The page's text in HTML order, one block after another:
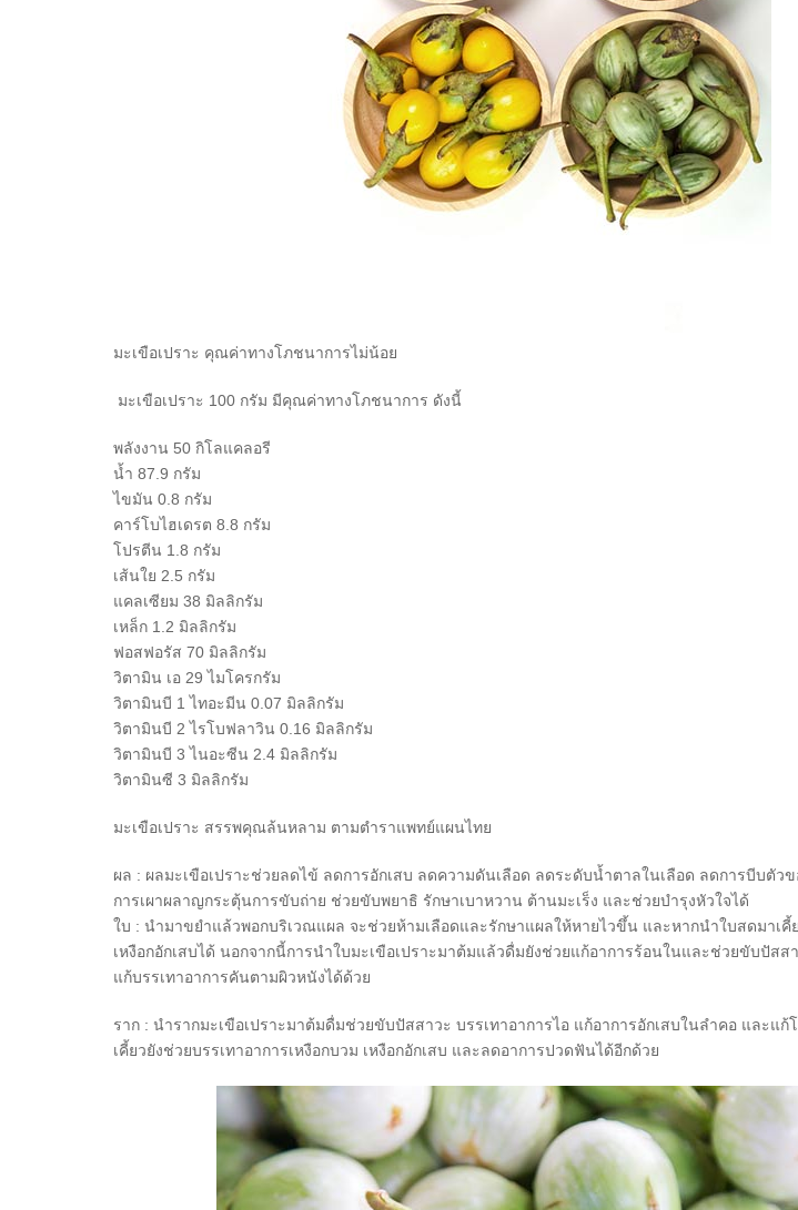
มะเขือเปราะ คุณค่าทางโภชนาการไม่น้อย
มะเขือเปราะ 100 กรัม มีคุณค่าทางโภชนาการ ดังนี้
พลังงาน 50 กิโลแคลอรี
น้ำ 87.9 กรัม
ไขมัน 0.8 กรัม
คาร์โบไฮเดรต 8.8 กรัม
โปรตีน 1.8 กรัม
เส้นใย 2.5 กรัม
แคลเซียม 38 มิลลิกรัม
เหล็ก 1.2 มิลลิกรัม
ฟอสฟอรัส 70 มิลลิกรัม
วิตามิน เอ 29 ไมโครกรัม
วิตามินบี 1 ไทอะมีน 0.07 มิลลิกรัม
วิตามินบี 2 ไรโบฟลาวิน 0.16 มิลลิกรัม
วิตามินบี 3 ไนอะซีน 2.4 มิลลิกรัม
วิตามินซี 3 มิลลิกรัม
มะเขือเปราะ สรรพคุณล้นหลาม ตามตำราแพทย์แผนไทย
ผล : ผลมะเขือเปราะช่วยลดไข้ ลดการอักเสบ ลดความดันเลือด ลดระดับน้ำตาลในเลือด ลดการบีบตัวข
การเผาผลาญกระตุ้นการขับถ่าย ช่วยขับพยาธิ รักษาเบาหวาน ต้านมะเร็ง และช่วยบำรุงหัวใจได้
ใบ : นำมาขยำแล้วพอกบริเวณแผล จะช่วยห้ามเลือดและรักษาแผลให้หายไวขึ้น และหากนำใบสดมาเคี้
เหงือกอักเสบได้ นอกจากนี้การนำใบมะเขือเปราะมาต้มแล้วดื่มยังช่วยแก้อาการร้อนในและช่วยขับปัส
แก้บรรเทาอาการคันตามผิวหนังได้ด้วย
ราก : นำรากมะเขือเปราะมาต้มดื่มช่วยขับปัสสาวะ บรรเทาอาการไอ แก้อาการอักเสบในลำคอ และแ
เคี้ยวยังช่วยบรรเทาอาการเหงือกบวม เหงือกอักเสบ และลดอาการปวดฟันได้อีกด้วย